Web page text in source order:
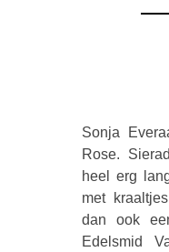
Sonja
Rose.
heel erg
met
dan ook
Edelsmid